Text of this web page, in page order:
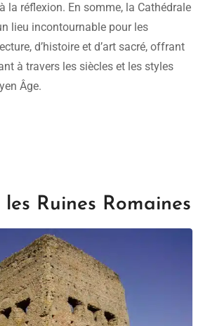
la réflexion. En somme, la Cathédrale
lieu incontournable pour les
d’histoire et d’art sacré, offrant
à travers les siècles et les styles
Âge.
Ruines Romaines